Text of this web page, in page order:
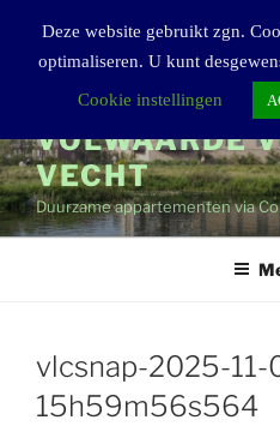
VOLWAARDE
VECHT
Duurzame appartementen via
vlcsnap-2025-11-
15h59m56s564
Deze website gebruikt zgn.
optimaliseren. U kunt
Cookie instellingen